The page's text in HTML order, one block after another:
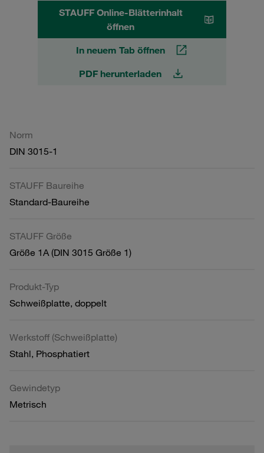
STAUFF Online-Blätterinhalt
öffnen
In neuem Tab öffnen
PDF herunterladen
Norm
DIN 3015-1
STAUFF Baureihe
Standard-Baureihe
STAUFF Größe
Größe 1A (DIN 3015 Größe 1)
Produkt-Typ
Schweißplatte, doppelt
Werkstoff (Schweißplatte)
Stahl, Phosphatiert
Gewindetyp
Metrisch